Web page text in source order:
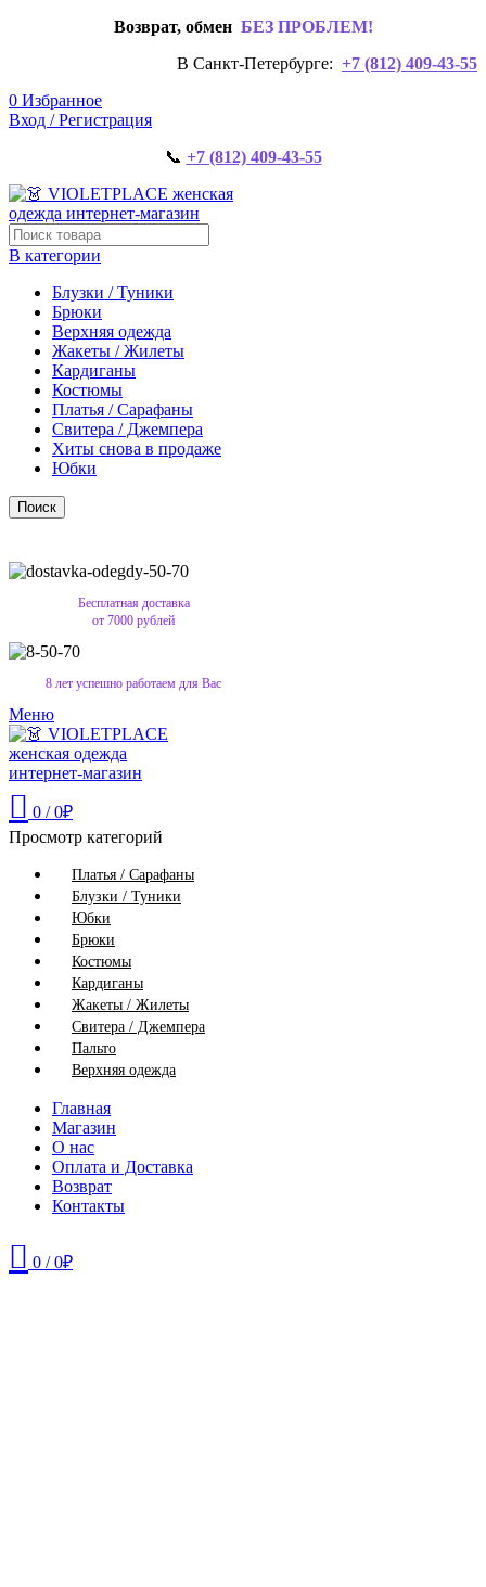
Возврат, обмен БЕЗ ПРОБЛЕМ!
В Санкт-Петербурге: +7 (812) 409-43-55
0 Избранное
Вход / Регистрация
📞 +7 (812) 409-43-55
В категории
Блузки / Туники
Брюки
Верхняя одежда
Жакеты / Жилеты
Кардиганы
Костюмы
Платья / Сарафаны
Свитера / Джемпера
Хиты снова в продаже
Юбки
Поиск
Бесплатная доставка
от 7000 рублей
8 лет успешно работаем для Вас
Меню
0 / 0₽
Просмотр категорий
Платья / Сарафаны
Блузки / Туники
Юбки
Брюки
Костюмы
Кардиганы
Жакеты / Жилеты
Свитера / Джемпера
Пальто
Верхняя одежда
Главная
Магазин
О нас
Оплата и Доставка
Возврат
Контакты
0 / 0₽